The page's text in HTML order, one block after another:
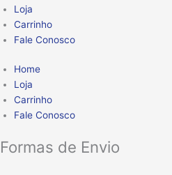
Loja
Carrinho
Fale Conosco
Home
Loja
Carrinho
Fale Conosco
Formas de Envio